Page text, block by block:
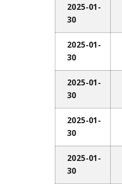
2025-01-
30
2025-01-
30
2025-01-
30
2025-01-
30
2025-01-
30